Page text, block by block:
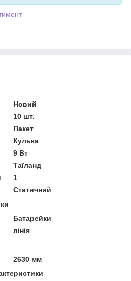
Новий
10 шт.
Пакет
Кулька
9 Вт
Таїланд
1
Статичний
Батарейки
лінія
2630 мм